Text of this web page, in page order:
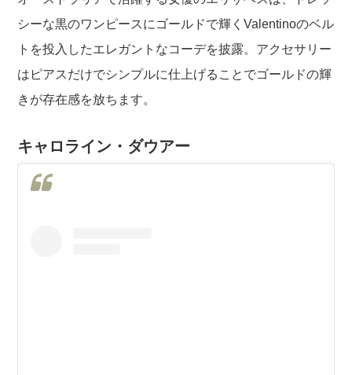
シーな黒のワンピースにゴールドで輝くValentinoのベル
トを投入したエレガントなコーデを披露。アクセサリー
はピアスだけでシンプルに仕上げることでゴールドの輝
きが存在感を放ちます。
キャロライン・ダウアー